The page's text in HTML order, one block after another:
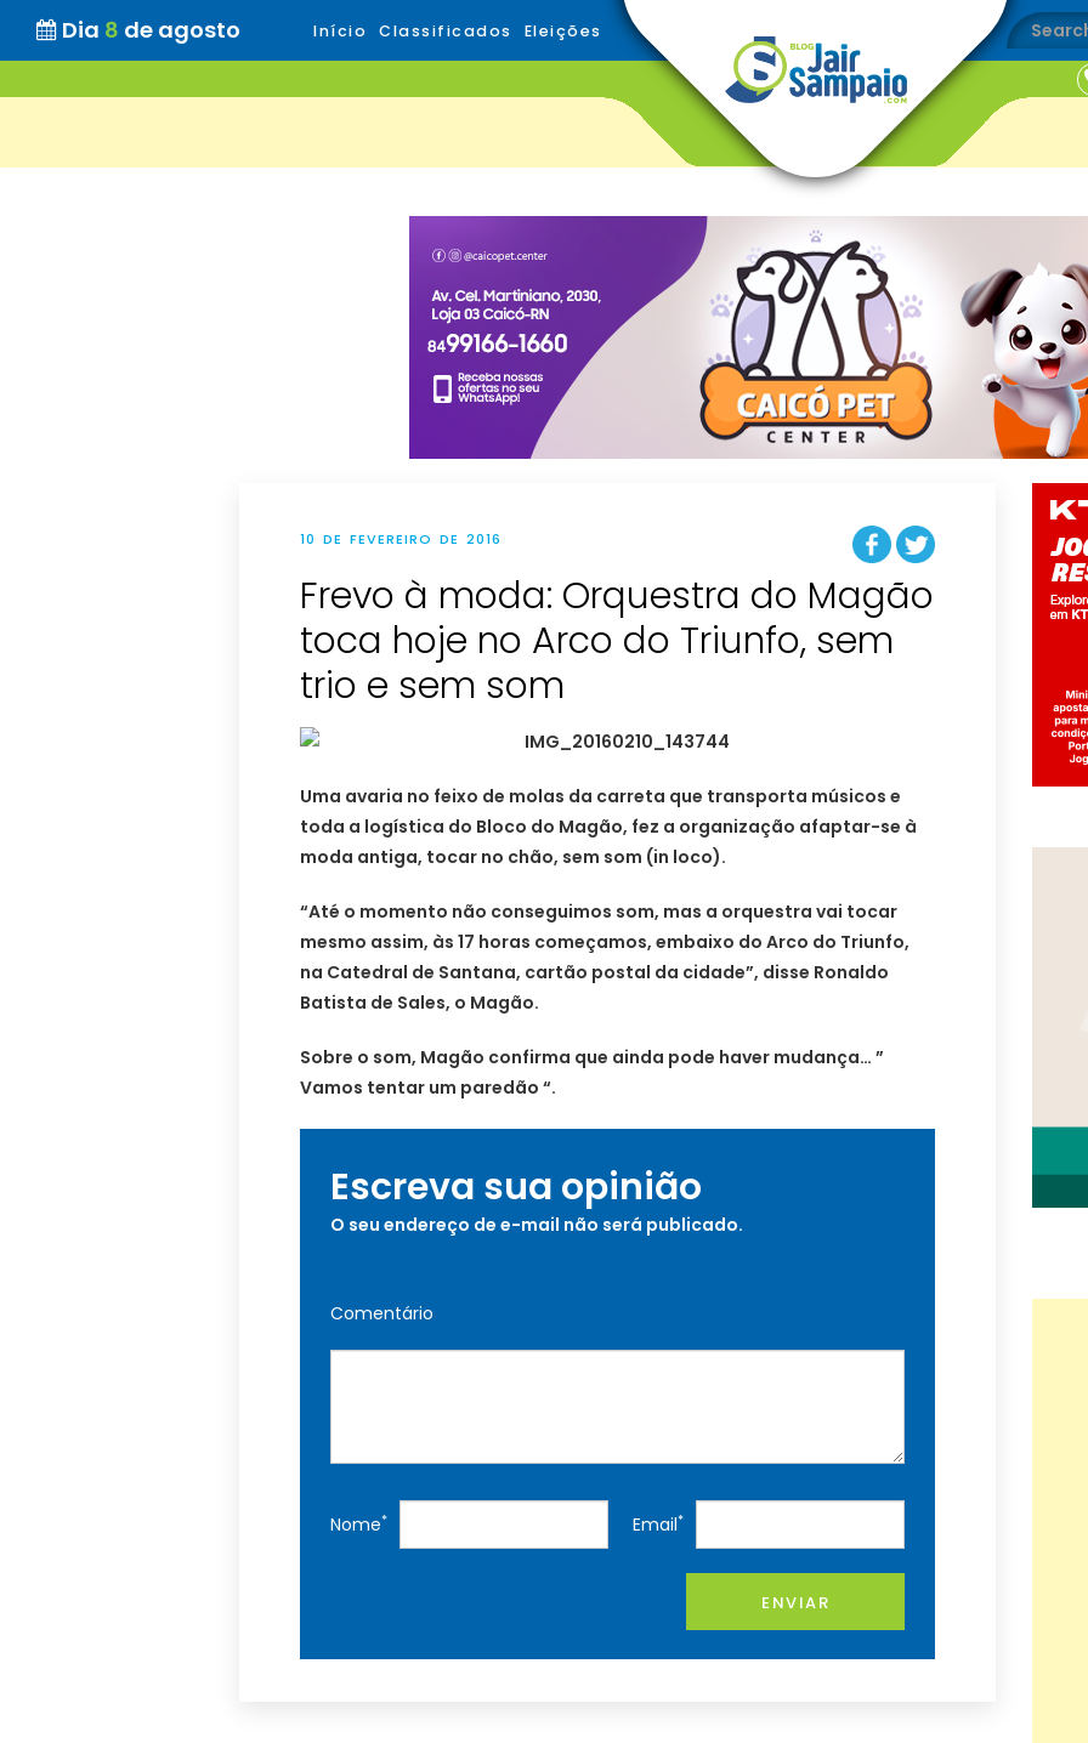
Dia 8 de agosto Início Classificados Eleições
10 DE FEVEREIRO DE 2016
Frevo à moda: Orquestra do Magão
toca hoje no Arco do Triunfo, sem
trio e sem som
Uma avaria no feixo de molas da carreta que transporta músicos e
toda a logística do Bloco do Magão, fez a organização afaptar-se à
moda antiga, tocar no chão, sem som (in loco).
“Até o momento não conseguimos som, mas a orquestra vai tocar
mesmo assim, às 17 horas começamos, embaixo do Arco do Triunfo,
na Catedral de Santana, cartão postal da cidade”, disse Ronaldo
Batista de Sales, o Magão.
Sobre o som, Magão confirma que ainda pode haver mudança… ”
Vamos tentar um paredão “.
Escreva sua opinião
O seu endereço de e-mail não será publicado.
Comentário
Nome* Email*
ENVIAR